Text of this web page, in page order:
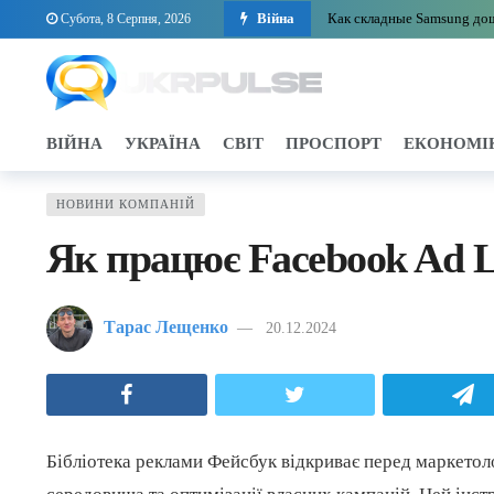
Субота, 8 Серпня, 2026 Війна Как складные Samsung
Автомобільні шторки як
Світоліна і Костюк
ВІЙНА УКРАЇНА СВІТ ПРОСПОРТ
НОВИНИ КОМПАНІЙ
Як працює Facebook Ad
Тарас Лещенко 20.12.2024
Бібліотека реклами Фейсбук відкриває перед